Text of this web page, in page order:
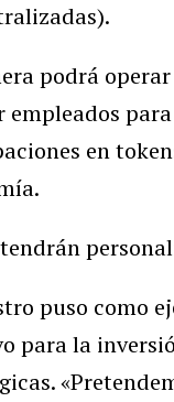
podrá
empleados
en
puso como
para la